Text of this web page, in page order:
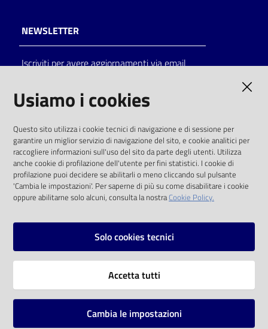
on line
Eventi
Chiedi al
bibliotecario
Avvisi
NEWSLETTER
Iscriviti per avere aggiornamenti via email
solo alle condizioni previste dalla direttiva
comunitaria 2003/98/CE e dal d.lgs. 36/2006
SOCIAL
Instagram
Vai alla pagina
Usiamo i cookies
Questo sito utilizza i cookie tecnici di navigazione e di sessione per
garantire un miglior servizio di navigazione del sito, e cookie analitici per
raccogliere informazioni sull'uso del sito da parte degli utenti. Utilizza
anche cookie di profilazione dell'utente per fini statistici. I cookie di
profilazione puoi decidere se abilitarli o meno cliccando sul pulsante
'Cambia le impostazioni'. Per saperne di più su come disabilitare i cookie
oppure abilitarne solo alcuni, consulta la nostraCookie Policy.
Solo cookies tecnici
Accetta tutti
Cambia le impostazioni